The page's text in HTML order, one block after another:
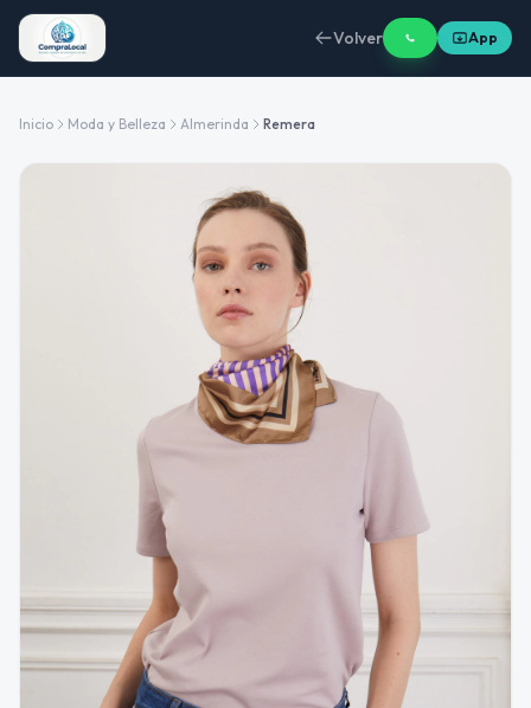
Volver App
Inicio Moda y Belleza Almerinda Remera